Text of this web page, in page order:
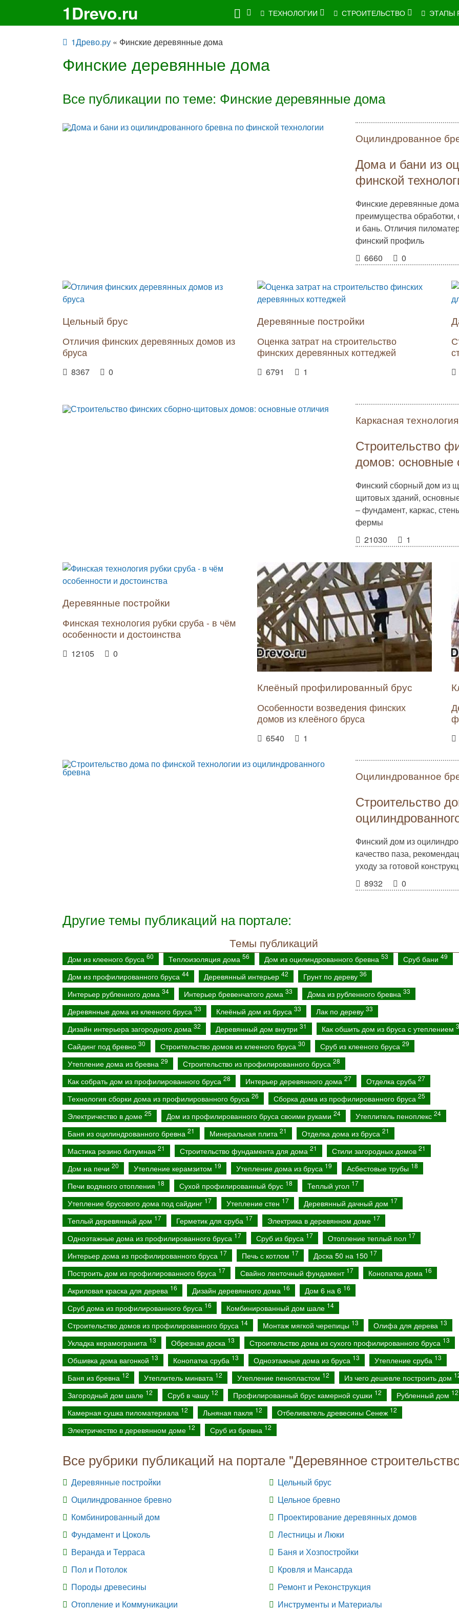
1Drevo.ru ТЕХНОЛОГИИ СТРОИТЕЛЬСТВО ЭТАПЫ
1Древо.ру « Финские деревянные дома
Финские деревянные дома
Все публикации по теме: Финские деревянные дома
Оцилиндрованное
Дома и бани из
финской
Финские деревянные
преимущества обработки,
и бань. Отличия
финский профиль
6660
0
Цельный брус
Отличия финских деревянных домов из
бруса
8367 0
Деревянные постройки
Оценка затрат на строительство
финских деревянных коттеджей
6791 1
Каркасная технология
Строительство
домов: основные
Финский сборный дом из
щитовых зданий,
– фундамент, каркас,
фермы
21030
1
Деревянные постройки
Финская технология рубки сруба - в чём
особенности и достоинства
12105 0
Клеёный профилированный брус
Особенности возведения финских
домов из клеёного бруса
6540 1
Оцилиндрованное
Строительство
Финский дом из
качество паза,
уходу за готовой
8932
0
Другие темы публикаций на портале:
Темы публикаций
Дом из клееного бруса 60 Теплоизоляция дома 56 Дом из оцилиндрованного бревна 53 Сруб бани 49
Дом из профилированного бруса 44 Деревянный интерьер 42 Грунт по дереву 36
Интерьер рубленного дома 34 Интерьер бревенчатого дома 33 Дома из рубленного бревна 33
Деревянные дома из клееного бруса 33 Клеёный дом из бруса 33 Лак по дереву 33
Дизайн интерьера загородного дома 32 Деревянный дом внутри 31 Как обшить дом из бруса с утеплением
Сайдинг под бревно 30 Строительство домов из клееного бруса 30 Сруб из клееного бруса 29
Утепление дома из бревна 29 Строительство из профилированного бруса 28
Как собрать дом из профилированного бруса 28 Интерьер деревянного дома 27 Отделка сруба 27
Технология сборки дома из профилированного бруса 26 Сборка дома из профилированного бруса 25
Электричество в доме 25 Дом из профилированного бруса своими руками 24 Утеплитель пеноплекс 24
Баня из оцилиндрованного бревна 21 Минеральная плита 21 Отделка дома из бруса 21
Мастика резино битумная 21 Строительство фундамента для дома 21 Стили загородных домов 21
Дом на печи 20 Утепление керамзитом 19 Утепление дома из бруса 19 Асбестовые трубы 18
Печи водяного отопления 18 Сухой профилированный брус 18 Теплый угол 17
Утепление брусового дома под сайдинг 17 Утепление стен 17 Деревянный дачный дом 17
Теплый деревянный дом 17 Герметик для сруба 17 Электрика в деревянном доме 17
Одноэтажные дома из профилированного бруса 17 Сруб из бруса 17 Отопление теплый пол 17
Интерьер дома из профилированного бруса 17 Печь с котлом 17 Доска 50 на 150 17
Построить дом из профилированного бруса 17 Свайно ленточный фундамент 17 Конопатка дома 16
Акриловая краска для дерева 16 Дизайн деревянного дома 16 Дом 6 на 6 16
Сруб дома из профилированного бруса 16 Комбинированный дом шале 14
Строительство домов из профилированного бруса 14 Монтаж мягкой черепицы 13 Олифа для дерева 13
Укладка керамогранита 13 Обрезная доска 13 Строительство дома из сухого профилированного бруса 13
Обшивка дома вагонкой 13 Конопатка сруба 13 Одноэтажные дома из бруса 13 Утепление сруба 13
Баня из бревна 12 Утеплитель минвата 12 Утепление пенопластом 12 Из чего дешевле построить дом
Загородный дом шале 12 Сруб в чашу 12 Профилированный брус камерной сушки 12 Рубленный дом 12
Камерная сушка пиломатериала 12 Льняная пакля 12 Отбеливатель древесины Сенеж 12
Электричество в деревянном доме 12 Сруб из бревна 12
Все рубрики публикаций на портале "Деревянное
Деревянные постройки
Цельный брус
Оцилиндрованное бревно
Цельное бревно
Комбинированный дом
Проектирование деревянных домов
Фундамент и Цоколь
Лестницы и Люки
Веранда и Терраса
Баня и Хозпостройки
Пол и Потолок
Кровля и Мансарда
Породы древесины
Ремонт и Реконструкция
Отопление и Коммуникации
Инструменты и Материалы